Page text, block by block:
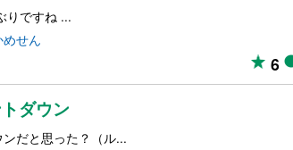
りですね ...
めせん
6
ダウン
だと思った？（ル...